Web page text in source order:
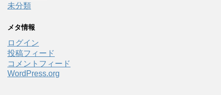
未分類
メタ情報
ログイン
投稿フィード
コメントフィード
WordPress.org